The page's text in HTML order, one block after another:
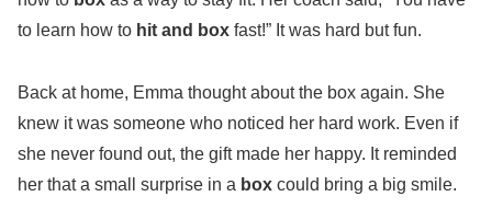
to learn how to hit and box fast!” It was hard but fun.
Back at home, Emma thought about the box again. She
knew it was someone who noticed her hard work. Even if
she never found out, the gift made her happy. It reminded
her that a small surprise in a box could bring a big smile.